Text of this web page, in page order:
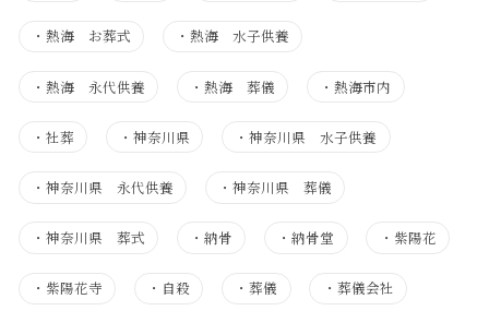
・ 熱海 お葬式 ・熱海 水子供養
・ 熱海 永代供養 ・熱海 葬儀 ・熱海市内
・ 社葬 ・神奈川県 ・神奈川県 水子供養
・ 神奈川県 永代供養 ・神奈川県 葬儀
・ 神奈川県 葬式 ・納骨 ・納骨堂 ・ 紫陽花
・ 紫陽花寺 ・ 自殺 ・葬儀 ・ 葬儀会社